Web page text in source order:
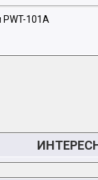
PWT-101A